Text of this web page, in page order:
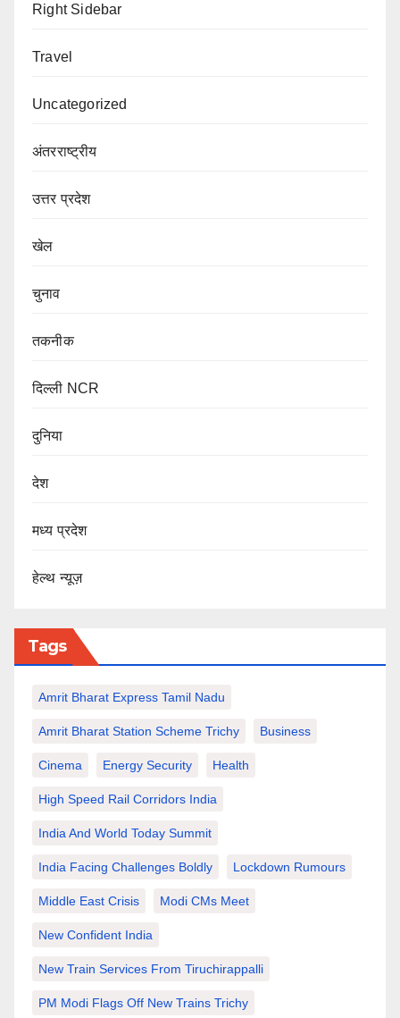
Right Sidebar
Travel
Uncategorized
अंतरराष्ट्रीय
उत्तर प्रदेश
खेल
चुनाव
तकनीक
दिल्ली NCR
दुनिया
देश
मध्य प्रदेश
हेल्थ न्यूज़
Tags
Amrit Bharat Express Tamil Nadu
Amrit Bharat Station Scheme Trichy Business
Cinema Energy Security Health
High Speed Rail Corridors India
India And World Today Summit
India Facing Challenges Boldly Lockdown Rumours
Middle East Crisis Modi CMs Meet
New Confident India
New Train Services From Tiruchirappalli
PM Modi Flags Off New Trains Trichy